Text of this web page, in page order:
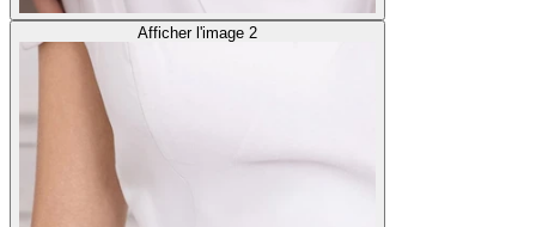
Afficher l'image 2